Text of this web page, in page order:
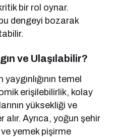
bir rol oynar.
dengeyi bozarak
ve Ulaşılabilir?
temel
erişilebilirlik, kolay
yüksekliği ve
Ayrıca, yoğun şehir
ve yemek pişirme